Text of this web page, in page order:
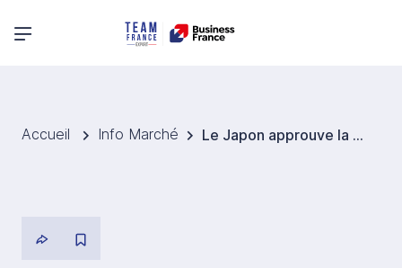
Menu principal
Accueil Info Marché Le Japon approuve la première utilisation pratique des traitements à base de cellules iPS